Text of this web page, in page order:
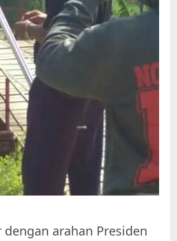
arahan Presiden